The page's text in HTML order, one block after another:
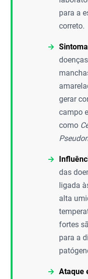
para a
correto.
gerar
campo
como
das
ligada
alta
fortes
para a
Ataque